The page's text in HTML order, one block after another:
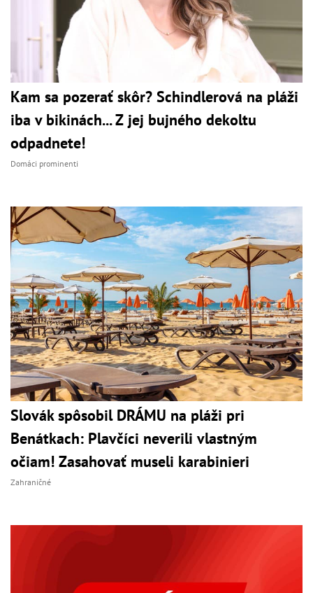
Kam sa pozerať skôr? Schindlerová na pláži
iba v bikinách... Z jej bujného dekoltu
odpadnete!
Domáci prominenti
Slovák spôsobil DRÁMU na pláži pri
Benátkach: Plavčíci neverili vlastným
očiam! Zasahovať museli karabinieri
Zahraničné